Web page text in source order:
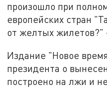
произошло при
европейских стран
от желтых жилетов?"
Издание "Новое
президента о
построено на лжи и